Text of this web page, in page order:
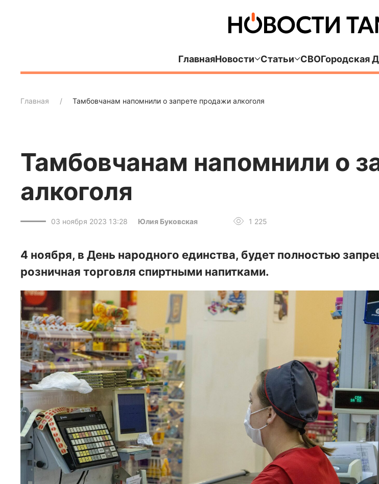
ГлавнаяНовости Статьи СВОГородская
Главная Тамбовчанам напомнили о запрете продажи алкоголя
Тамбовчанам напомнили о
алкоголя
03 ноября 2023 13:28 Юлия Буковская 1 225
4 ноября, в День народного единства, будет полностью
розничная торговля спиртными напитками.